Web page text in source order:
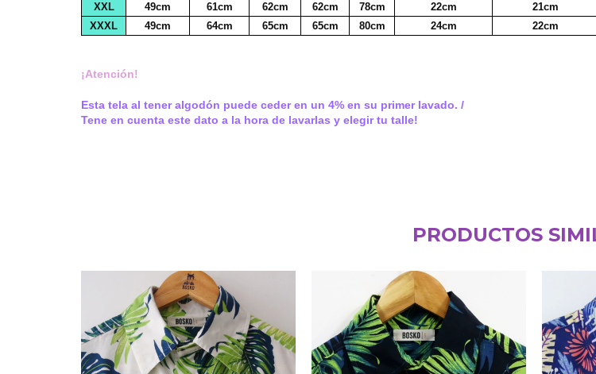
XXL
49cm 61cm 62cm 62cm 78cm 22cm
21cm
XXXL
49cm 64cm 65cm 65cm 80cm 24cm 22cm
¡Atención!
Esta tela al tener algodón puede ceder en un 4% en su primer lavado. /
Tene en cuenta este dato a la hora de lavarlas y elegir tu talle!
PRODUCTOS